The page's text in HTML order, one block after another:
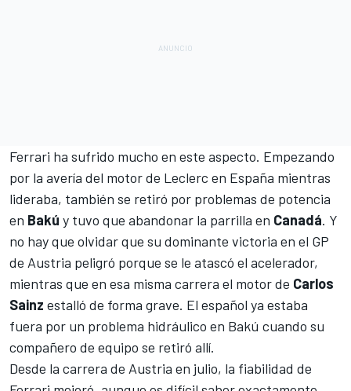
Ferrari ha sufrido mucho en este aspecto. Empezando
por la avería del motor de Leclerc en España mientras
lideraba, también se retiró por problemas de potencia
en Bakú y tuvo que abandonar la parrilla en Canadá. Y
no hay que olvidar que su dominante victoria en el GP
de Austria peligró porque se le atascó el acelerador,
mientras que en esa misma carrera el motor de Carlos
Sainz estalló de forma grave. El español ya estaba
fuera por un problema hidráulico en Bakú cuando su
compañero de equipo se retiró allí.
Desde la carrera de Austria en julio, la fiabilidad de